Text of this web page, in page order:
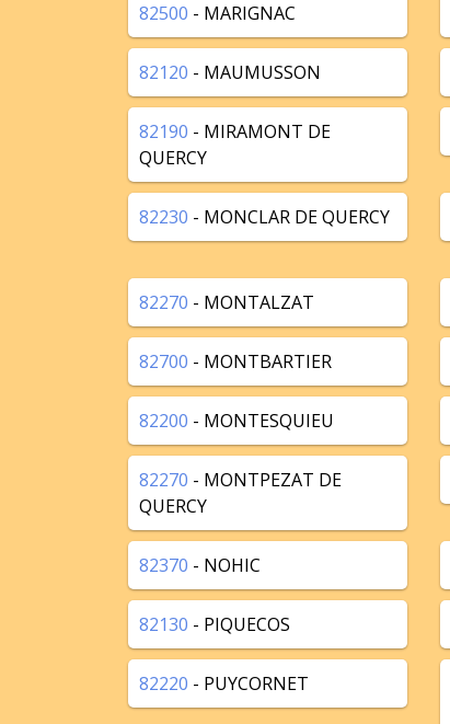
82500 - MARIGNAC
82120 - MAUMUSSON
82190 - MIRAMONT DE
QUERCY
82230 - MONCLAR DE QUERCY
82270 - MONTALZAT
82700 - MONTBARTIER
82200 - MONTESQUIEU
82270 - MONTPEZAT DE
QUERCY
82370 - NOHIC
82130 - PIQUECOS
82220 - PUYCORNET